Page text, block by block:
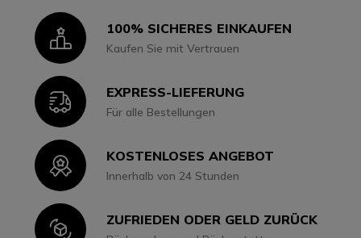
Icon100% SICHERES EINKAUFEN
Kaufen Sie mit Vertrauen
IconEXPRESS-LIEFERUNG
Für alle Bestellungen
IconKOSTENLOSES ANGEBOT
Innerhalb von 24 Stunden
IconZUFRIEDEN ODER GELD ZURÜCK